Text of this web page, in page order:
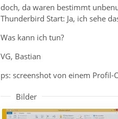
doch, da waren bestimmt
Thunderbird Start: Ja, ich sehe
Was kann ich tun?
VG, Bastian
ps: screenshot von einem Profil-
Bilder